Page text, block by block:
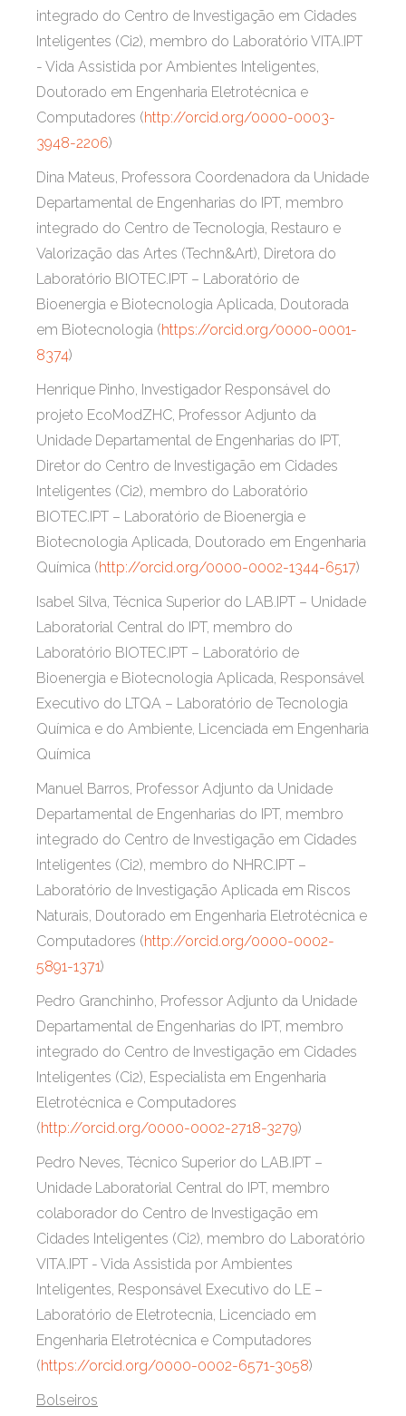
integrado do Centro de Investigação em Cidades
Inteligentes (Ci2), membro do Laboratório VITA.IPT
- Vida Assistida por Ambientes Inteligentes,
Doutorado em Engenharia Eletrotécnica e
Computadores (http://orcid.org/0000-0003-
3948-2206)
Dina Mateus, Professora Coordenadora da Unidade
Departamental de Engenharias do IPT, membro
integrado do Centro de Tecnologia, Restauro e
Valorização das Artes (Techn&Art), Diretora do
Laboratório BIOTEC.IPT – Laboratório de
Bioenergia e Biotecnologia Aplicada, Doutorada
em Biotecnologia (https://orcid.org/0000-0001-
8374)
Henrique Pinho, Investigador Responsável do
projeto EcoModZHC, Professor Adjunto da
Unidade Departamental de Engenharias do IPT,
Diretor do Centro de Investigação em Cidades
Inteligentes (Ci2), membro do Laboratório
BIOTEC.IPT – Laboratório de Bioenergia e
Biotecnologia Aplicada, Doutorado em Engenharia
Química (http://orcid.org/0000-0002-1344-6517)
Isabel Silva, Técnica Superior do LAB.IPT – Unidade
Laboratorial Central do IPT, membro do
Laboratório BIOTEC.IPT – Laboratório de
Bioenergia e Biotecnologia Aplicada, Responsável
Executivo do LTQA – Laboratório de Tecnologia
Química e do Ambiente, Licenciada em Engenharia
Química
Manuel Barros, Professor Adjunto da Unidade
Departamental de Engenharias do IPT, membro
integrado do Centro de Investigação em Cidades
Inteligentes (Ci2), membro do NHRC.IPT –
Laboratório de Investigação Aplicada em Riscos
Naturais, Doutorado em Engenharia Eletrotécnica e
Computadores (http://orcid.org/0000-0002-
5891-1371)
Pedro Granchinho, Professor Adjunto da Unidade
Departamental de Engenharias do IPT, membro
integrado do Centro de Investigação em Cidades
Inteligentes (Ci2), Especialista em Engenharia
Eletrotécnica e Computadores
(http://orcid.org/0000-0002-2718-3279)
Pedro Neves, Técnico Superior do LAB.IPT –
Unidade Laboratorial Central do IPT, membro
colaborador do Centro de Investigação em
Cidades Inteligentes (Ci2), membro do Laboratório
VITA.IPT - Vida Assistida por Ambientes
Inteligentes, Responsável Executivo do LE –
Laboratório de Eletrotecnia, Licenciado em
Engenharia Eletrotécnica e Computadores
(https://orcid.org/0000-0002-6571-3058)
Bolseiros